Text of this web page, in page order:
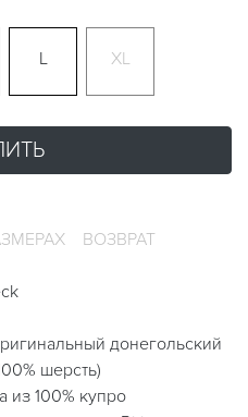
L XL
ВОЗВРАТ
донегольский
шерсть)
из 100% купро